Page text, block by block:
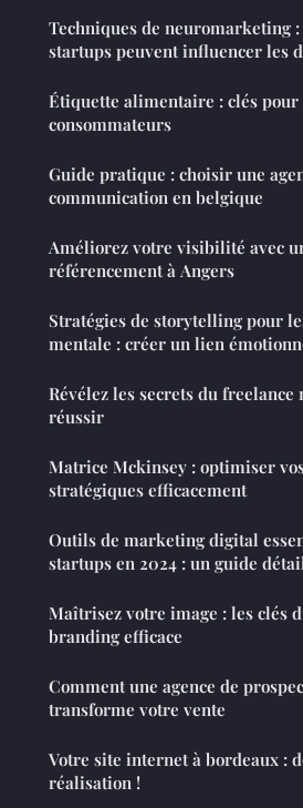
Techniques de neuromarketing
startups peuvent influencer les
Étiquette alimentaire : clés pour
consommateurs
Guide pratique : choisir une
communication en belgique
Améliorez votre visibilité avec
référencement à Angers
Stratégies de storytelling pour
mentale : créer un lien
Révélez les secrets du
réussir
Matrice Mckinsey : optimiser
stratégiques efficacement
Outils de marketing digital
startups en 2024 : un guide
Maîtrisez votre image : les clés
branding efficace
Comment une agence de
transforme votre vente
Votre site internet à bordeaux :
réalisation !